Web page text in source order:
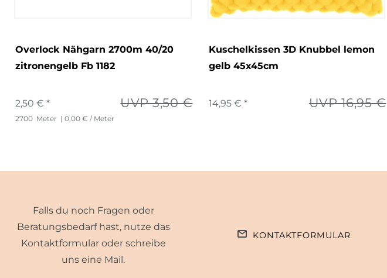
Overlock Nähgarn 2700m 40/20
zitronengelb Fb 1182
UVP 3,50 €
2,50 € *
2700 Meter | 0,00 € / Meter
Kuschelkissen 3D Knubbel lemon
gelb 45x45cm
UVP 16,95 €
14,95 € *
Falls du noch Fragen oder
Beratungsbedarf hast, nutze das
Kontaktformular oder schreibe
uns eine Mail.
KONTAKTFORMULAR